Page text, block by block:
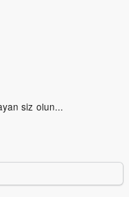
siz olun...